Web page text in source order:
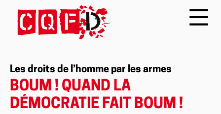
Les droits de l’homme par les armes
BOUM ! QUAND LA
DÉMOCRATIE FAIT BOUM !